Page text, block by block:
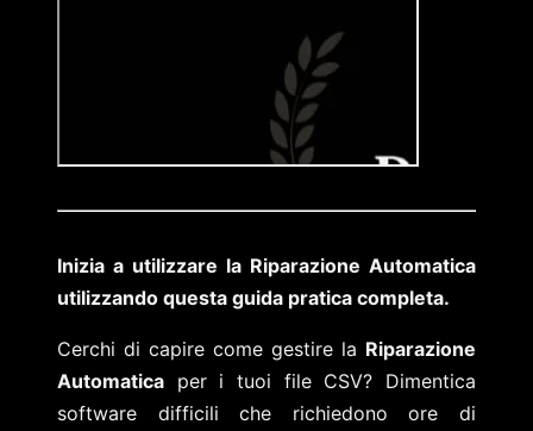
Inizia a utilizzare la Riparazione Automatica
utilizzando questa guida pratica completa.
Cerchi di capire come gestire la Riparazione
Automatica per i tuoi file CSV? Dimentica
software difficili che richiedono ore di